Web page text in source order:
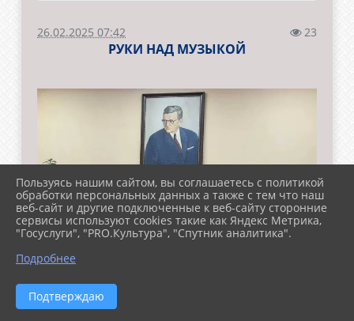
26.02.2025 07:42 23
РУКИ НАД МУЗЫКОЙ
Пользуясь нашим сайтом, вы соглашаетесь с политикой
обработки персональных данных а также с тем что наш
веб-сайт и другие подключенные к веб-сайту сторонние
сервисы используют cookies такие как Яндекс Метрика,
"Госуслуги", "PRO.Культура", "Спутник аналитика".
Подробнее
Подтверждаю